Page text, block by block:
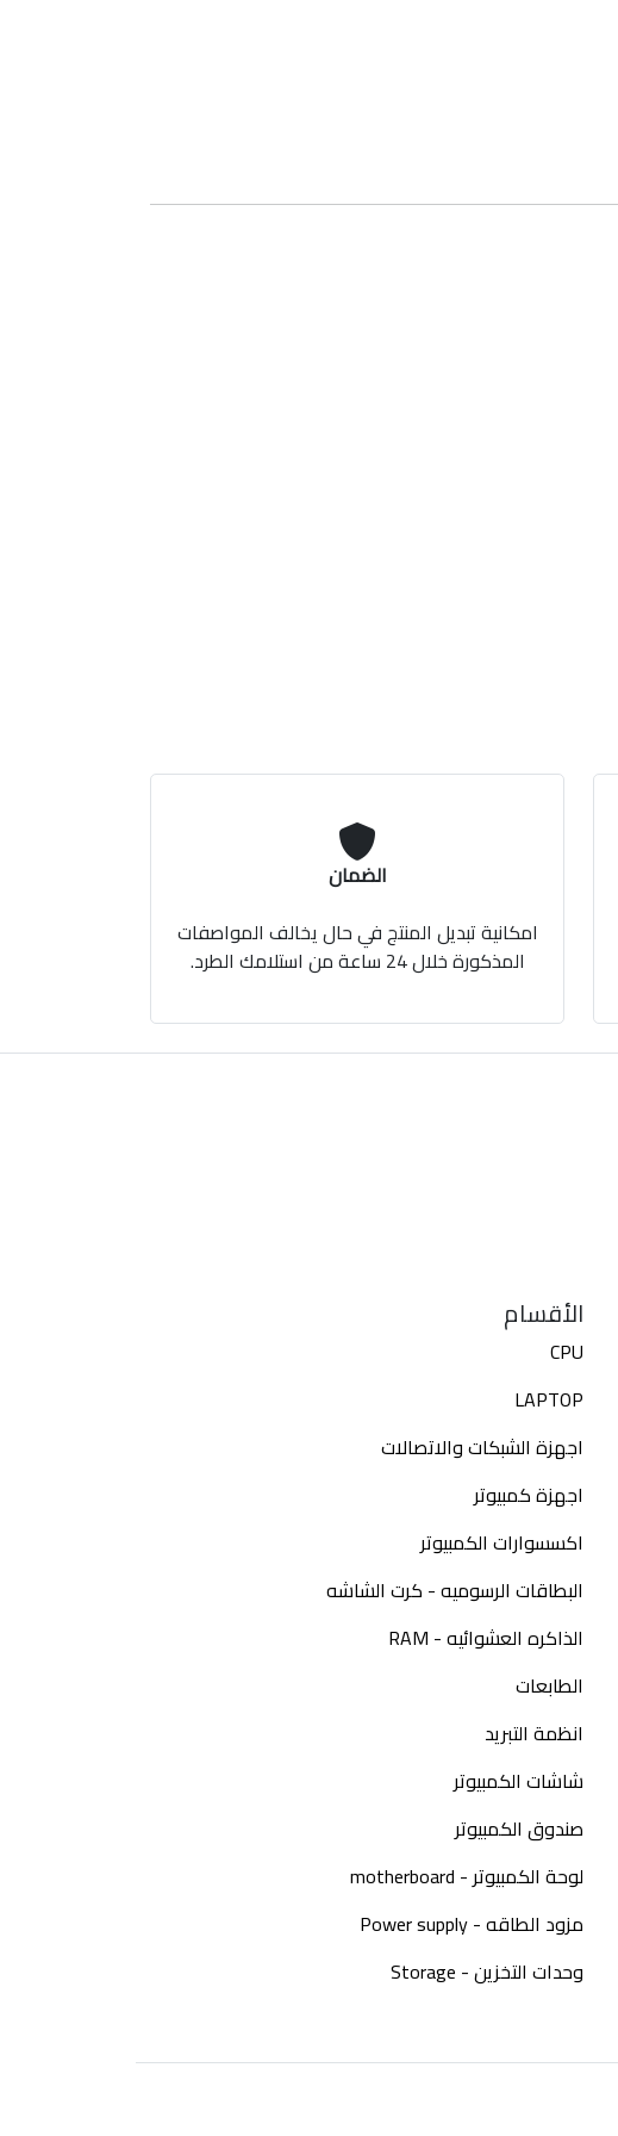
الضمان
امكانية تبديل المنتج في حال يخالف المواصفات
المذكورة خلال 24 ساعة من استلامك الطرد.
الأقسام
CPU
LAPTOP
اجهزة الشبكات والاتصالات
اجهزة كمبيوتر
اكسسوارات الكمبيوتر
البطاقات الرسوميه - كرت الشاشه
الذاكره العشوائيه - RAM
الطابعات
انظمة التبريد
شاشات الكمبيوتر
صندوق الكمبيوتر
لوحة الكمبيوتر - motherboard
مزود الطاقه - Power supply
وحدات التخزين - Storage